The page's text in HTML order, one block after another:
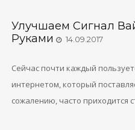
Улучшаем Сигнал
Руками
14.09.2017
Сейчас почти каждый
интернетом, который
сожалению, часто приходится